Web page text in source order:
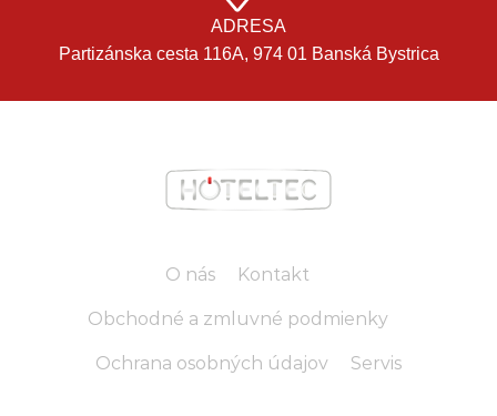
ADRESA
Partizánska cesta 116A, 974 01 Banská Bystrica
O nás Kontakt
Obchodné a zmluvné podmienky
Ochrana osobných údajov Servis